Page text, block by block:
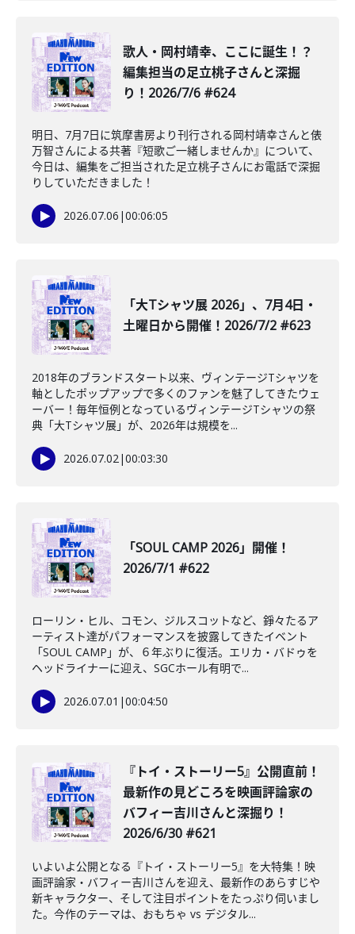
️歌人・岡村靖幸、ここに誕生！？
編集担当の足立桃子さんと深掘
り！2026/7/6 #624
明日、7月7日に筑摩書房より刊行される岡村靖幸さんと俵
万智さんによる共著『短歌ご一緒しませんか』について、
今日は、編集をご担当された足立桃子さんにお電話で深掘
りしていただきました！
2026.07.06 |00:06:05
「大Tシャツ展 2026」、7月4日・
土曜日から開催！2026/7/2 #623
2018年のブランドスタート以来、ヴィンテージTシャツを
軸としたポップアップで多くのファンを魅了してきたウェ
ーバー！毎年恒例となっているヴィンテージTシャツの祭
典「大Tシャツ展」が、2026年は規模を...
2026.07.02|00:03:30
「SOUL CAMP 2026」開催！
2026/7/1 #622
ローリン・ヒル、コモン、ジルスコットなど、錚々たるア
ーティスト達がパフォーマンスを披露してきたイベント
「SOUL CAMP」が、６年ぶりに復活。エリカ・バドゥを
ヘッドライナーに迎え、SGCホール有明で...
2026.07.01 |00:04:50
『トイ・ストーリー5』公開直前！
最新作の見どころを映画評論家の
バフィー吉川さんと深掘り！
2026/6/30 #621
いよいよ公開となる『トイ・ストーリー5』を大特集！映
画評論家・バフィー吉川さんを迎え、最新作のあらすじや
新キャラクター、そして注目ポイントをたっぷり伺いまし
た。今作のテーマは、おもちゃ vs デジタル...